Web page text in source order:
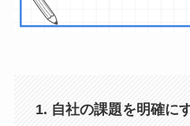
1. 自社の課題を明確に